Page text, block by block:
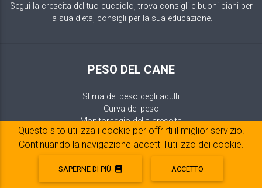
Segui la crescita del tuo cucciolo, trova consigli e buoni piani per
la sua dieta, consigli per la sua educazione.
PESO DEL CANE
Stima del peso degli adulti
Curva del peso
Monitoraggio della crescita
ALIMENTAZIONE
Questo sito utilizza i cookie per offrirti il ​​miglior servizio.
Continuando la navigazione accetti l'utilizzo dei cookie.
SAPERNE DI PIÙ ACCETTO